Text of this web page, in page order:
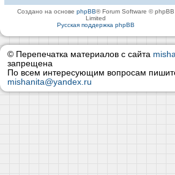
Создано на основеphpBB® Forum Software © phpBB
Limited
Русская поддержка phpBB
© Перепечатка материалов с сайта
запрещена
По всем интересующим вопросам
mishanita@yandex.ru